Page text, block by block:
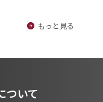
もっと見る
ついて